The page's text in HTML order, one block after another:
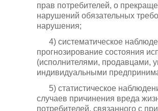
прав потребителей, о
нарушений обязательных
нарушения;
4) систематическое
прогнозирование состояния
(исполнителями, продавцами,
индивидуальными
5) статистическое
случаев причинения вреда
потребителей, связанного с